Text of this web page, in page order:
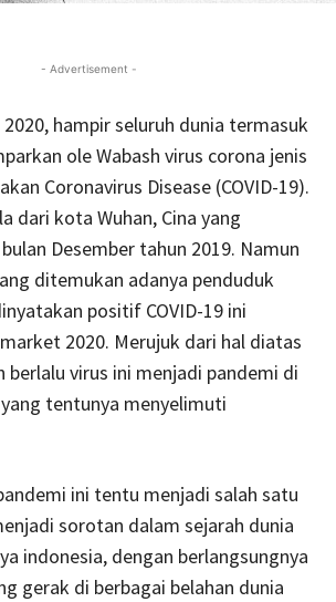
- Advertisement -
hampir seluruh dunia termasuk
ole Wabash virus corona jenis
Coronavirus Disease (COVID-19).
dari kota Wuhan, Cina yang
Desember tahun 2019. Namun
ditemukan adanya penduduk
positif COVID-19 ini
2020. Merujuk dari hal diatas
berlalu virus ini menjadi pandemi di
tentunya menyelimuti
ini tentu menjadi salah satu
sorotan dalam sejarah dunia
indonesia, dengan berlangsungnya
gerak di berbagai belahan dunia